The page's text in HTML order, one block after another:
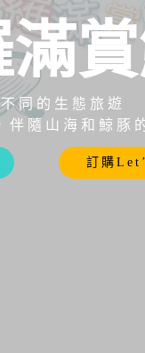
滿
同的生態旅遊
伴隨山海和鯨豚
訂購